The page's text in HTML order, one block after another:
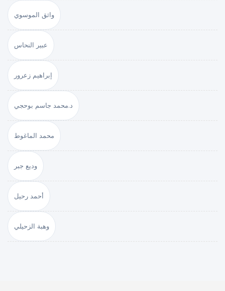
واثق الموسوي
عبير النحاس
إبراهيم زعرور
د.محمد جاسم بوحجي
محمد الماغوط
وديع جبر
أحمد رحيل
وهبة الزحيلي